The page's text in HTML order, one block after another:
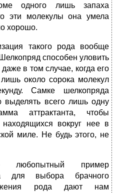
одного лишь запаха
эти молекулы она умела
хорошо.
такого рода вообще
способен уловить
в том случае, когда его
лишь около сорока молекул
Самке шелкопряда
выделять всего лишь одну
аттрактанта, чтобы
вокруг нее в
миле. Не будь этого, не
любопытный пример
для выбора брачного
рода дают нам